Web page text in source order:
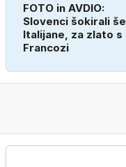
FOTO in AVDIO:
Slovenci šokirali še
Italijane, za zlato s
Francozi